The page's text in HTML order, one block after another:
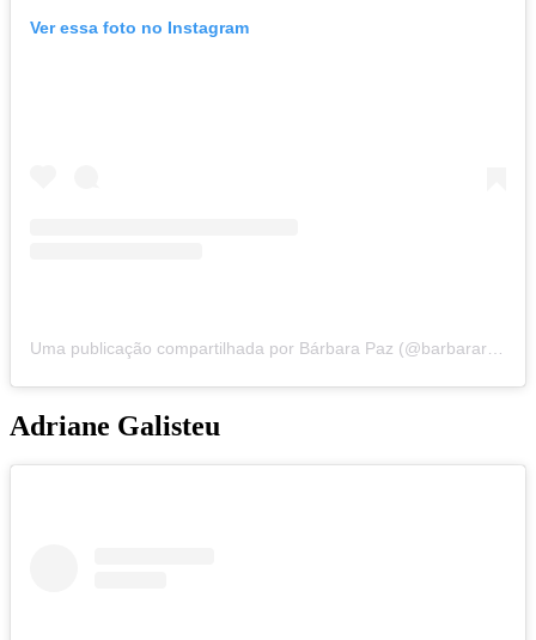
Ver essa foto no Instagram
Adriane Galisteu